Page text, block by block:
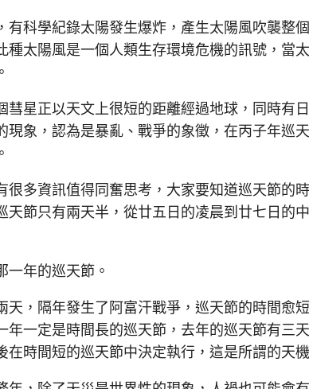
學紀錄太陽發生爆炸，產生太陽風吹襲整個
種太陽風是一個人類生存環境危機的訊號，當
正以天文上很短的距離經過地球，同時有日
現象，認為是暴亂、戰爭的象徵，在丙子年巡
多資訊值得同奮思考，大家要知道巡天節的
天節只有兩天半，從廿五日的凌晨到廿七日的
年的巡天節。
，隔年發生了阿富汗戰爭，巡天節的時間愈
年一定是時間長的巡天節，去年的巡天節有三
時間短的巡天節中決定執行，這是所謂的天機